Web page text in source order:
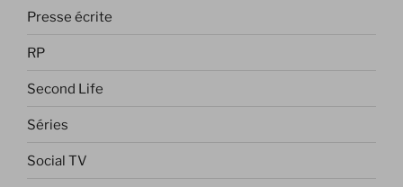
Presse écrite
RP
Second Life
Séries
Social TV